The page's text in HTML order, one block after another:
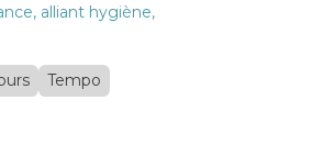
alliant hygiène,
Tempo